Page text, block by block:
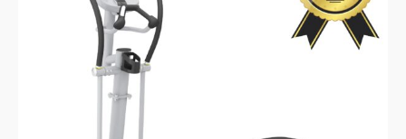
₪7,990.00.
מקצועי
R-